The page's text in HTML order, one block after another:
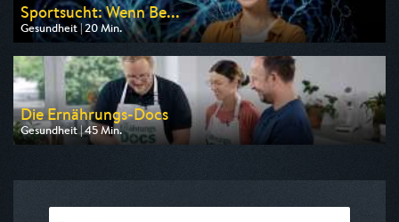
Sportsucht: Wenn Be...
Gesundheit | 20 Min.
Ausgestrahlt von ZDF neo
am 09.08.2026, 06:55
Die Ernährungs-Docs
Gesundheit | 45 Min.
Ausgestrahlt von SR Fernsehen